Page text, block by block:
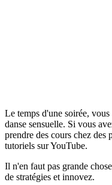
Le temps d'une soirée, vous
danse sensuelle. Si vous
prendre des cours chez des
tutoriels sur YouTube.
Il n'en faut pas grande
de stratégies et innovez.